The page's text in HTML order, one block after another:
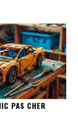
PAS CHER